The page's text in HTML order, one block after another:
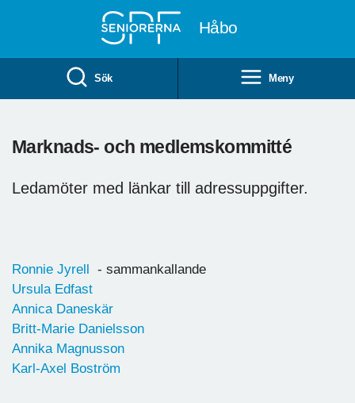
Håbo
Sök Meny
Marknads- och medlemskommitté
Ledamöter med länkar till adressuppgifter.
Ronnie Jyrell - sammankallande
Ursula Edfast
Annica Daneskär
Britt-Marie Danielsson
Annika Magnusson
Karl-Axel Boström